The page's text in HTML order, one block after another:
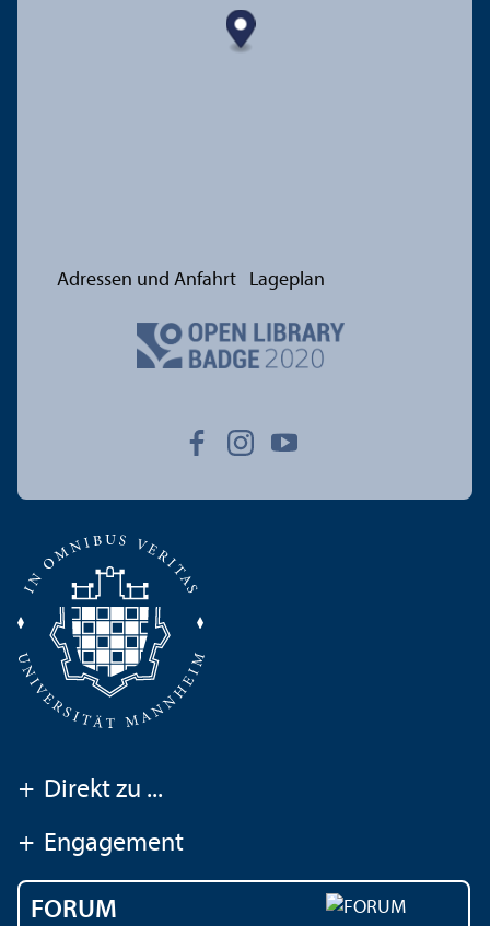
Adressen und Anfahrt Lageplan
+ Direkt zu ...
+ Engagement
FORUM